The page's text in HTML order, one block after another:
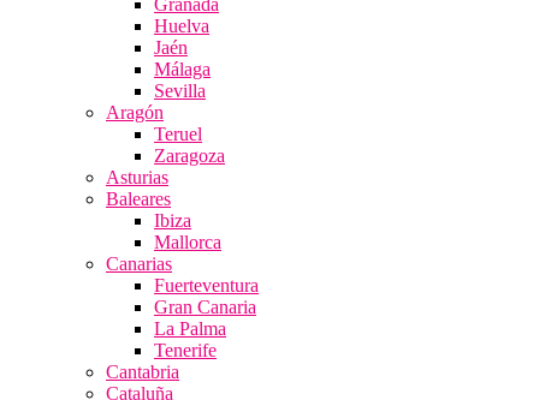
Granada
Huelva
Jaén
Málaga
Sevilla
Aragón
Teruel
Zaragoza
Asturias
Baleares
Ibiza
Mallorca
Canarias
Fuerteventura
Gran Canaria
La Palma
Tenerife
Cantabria
Cataluña